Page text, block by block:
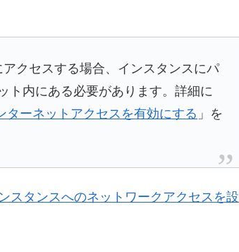
クセスする場合、インスタンスにパ
ト内にある必要があります。詳細に
ターネットアクセスを有効にする 」を
スタンスへのネットワークアクセスを設